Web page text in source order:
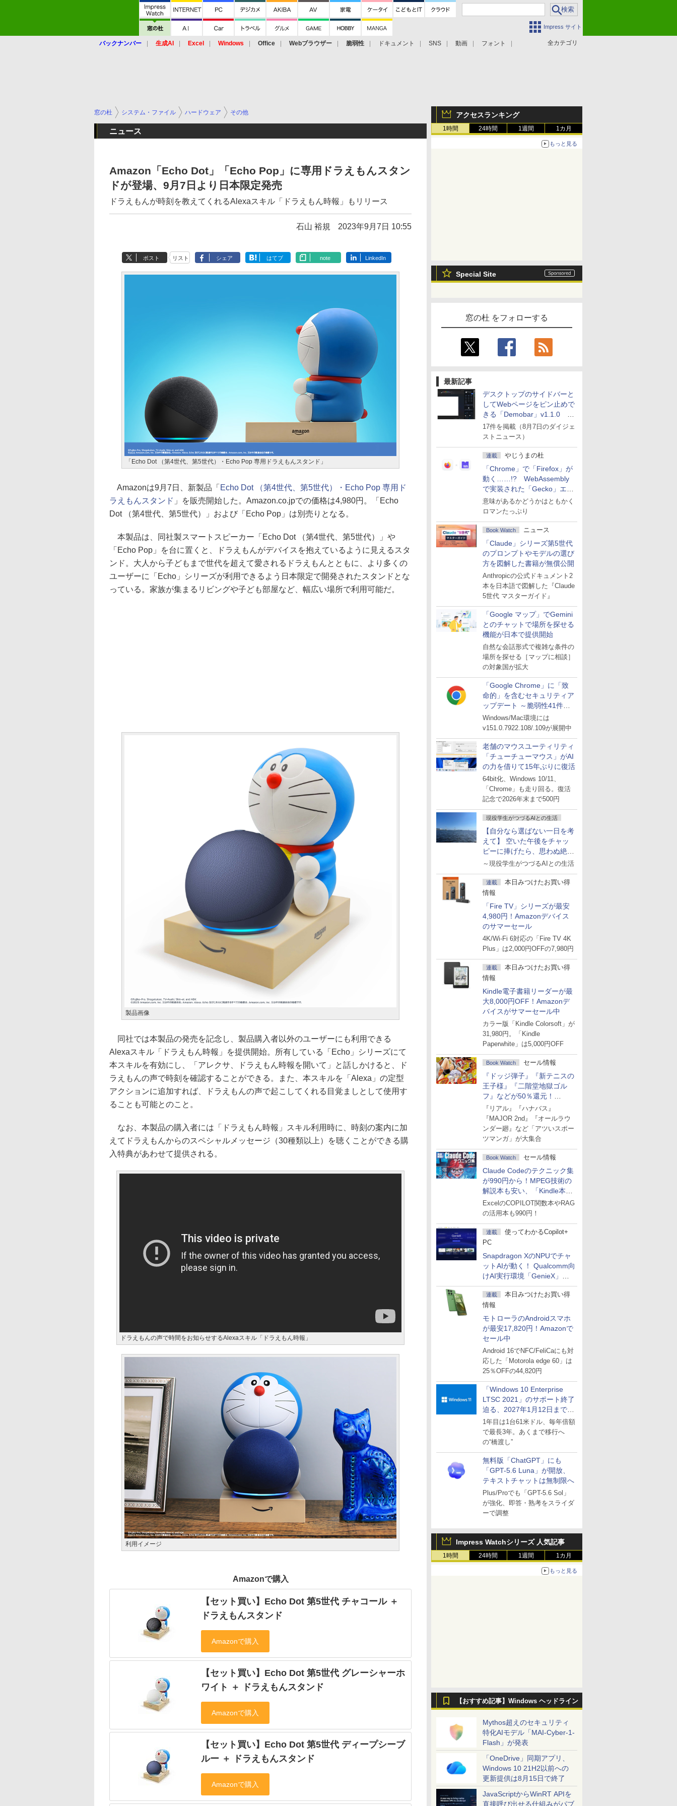
Impress サイト
全カテゴリ
バックナンバー 生成AI Excel Windows Office Webブラウザー 脆弱性 ドキュメント SNS 動画 フォント
アクセスランキング
1時間 24時間 1週間 1カ月
もっと見る
Special Site
窓の杜 をフォローする
最新記事
デスクトップのサイドバーと
してWebページをピン止めで
きる「Demobar」v1.1.0 ほ
か
17件を掲載（8月7日のダイジェ
ストニュース）
連載 やじうまの杜
「Chrome」で「Firefox」が
動く……!? WebAssembly
で実装された「Gecko」エン
ジン
意味があるかどうかはともかく
ロマンたっぷり
Book Watch ニュース
「Claude」シリーズ第5世代
のプロンプトやモデルの選び
方を図解した書籍が無償公開
Anthropicの公式ドキュメント2
本を日本語で図解した『Claude
5世代 マスターガイド』
「Google マップ」でGemini
とのチャットで場所を探せる
機能が日本で提供開始
自然な会話形式で複雑な条件の
場所を探せる［マップに相談］
の対象国が拡大
「Google Chrome」に「致
命的」を含むセキュリティア
ップデート ～脆弱性41件に
対処
Windows/Mac環境には
v151.0.7922.108/.109が展開中
老舗のマウスユーティリティ
「チューチューマウス」がAI
の力を借りて15年ぶりに復活
64bit化、Windows 10/11、
「Chrome」も走り回る。復活
記念で2026年末まで500円
現役学生がつづるAIとの生活
【自分なら選ばない一日を考
えて】 空いた午後をチャッ
ピーに捧げたら、思わぬ絶景
に出会った話
～現役学生がつづるAIとの生活
連載
本日みつけたお買い得
情報
「Fire TV」シリーズが最安
4,980円！Amazonデバイス
のサマーセール
4K/Wi-Fi 6対応の「Fire TV 4K
Plus」は2,000円OFFの7,980円
連載
本日みつけたお買い得
情報
Kindle電子書籍リーダーが最
大8,000円OFF！Amazonデ
バイスがサマーセール中
カラー版「Kindle Colorsoft」が
31,980円。「Kindle
Paperwhite」は5,000円OFF
Book Watch セール情報
『ドッジ弾子』『新テニスの
王子様』『二階堂地獄ゴル
フ』などが50％還元！
Amazonマンガ週末セール
『リアル』『ハナバス』
『MAJOR 2nd』『オールラウ
ンダー廻』など「アツいスポー
ツマンガ」が大集合
Book Watch セール情報
Claude Codeのテクニック集
が990円から！MPEG技術の
解説本も安い、「Kindle本サ
マーセール」第2弾開始！
ExcelのCOPILOT関数本やRAG
の活用本も990円！
連載
使ってわかるCopilot+
PC
Snapdragon XのNPUでチャ
ットAIが動く！ Qualcomm向
けAI実行環境「GenieX」を
試してみた
連載
本日みつけたお買い得
情報
モトローラのAndroidスマホ
が最安17,820円！Amazonで
セール中
Android 16でNFC/FeliCaにも対
応した「Motorola edge 60」は
25％OFFの44,820円
「Windows 10 Enterprise
LTSC 2021」のサポート終了
迫る、2027年1月12日まで
～ESUは9月1日から販売
1年目は1台61米ドル、毎年倍額
で最長3年。あくまで移行へ
の“橋渡し”
無料版「ChatGPT」にも
「GPT-5.6 Luna」が開放、
テキストチャットは無制限へ
Plus/Proでも「GPT-5.6 Sol」
が強化、即答・熟考をスライダ
ーで調整
Impress Watchシリーズ 人気記事
1時間 24時間 1週間 1カ月
もっと見る
【おすすめ記事】Windows ヘッドライン
Mythos超えのセキュリティ
特化AIモデル「MAI-Cyber-1-
Flash」が発表
「OneDrive」同期アプリ、
Windows 10 21H2以前への
更新提供は8月15日で終了
JavaScriptからWinRT APIを
直接呼び出せる仕組みがパブ
窓の杜 システム・ファイル ハードウェア その他
ニュース
Amazon「Echo Dot」「Echo Pop」に専用ドラえもんスタン
ドが登場、9月7日より日本限定発売
ドラえもんが時刻を教えてくれるAlexaスキル「ドラえもん時報」もリリース
石山 裕規 2023年9月7日 10:55
ポスト リスト シェア はてブ note LinkedIn
「Echo Dot （第4世代、第5世代）・Echo Pop 専用ドラえもんスタンド」
Amazonは9月7日、新製品「 Echo Dot （第4世代、第5世代）・Echo Pop 専用ド
ラえもんスタンド 」を販売開始した。Amazon.co.jpでの価格は4,980円。「Echo
Dot （第4世代、第5世代）」および「Echo Pop」は別売りとなる。
本製品は、同社製スマートスピーカー「Echo Dot （第4世代、第5世代）」や
「Echo Pop」を台に置くと、ドラえもんがデバイスを抱えているように見えるスタ
ンド。大人から子どもまで世代を超えて愛されるドラえもんとともに、より多くの
ユーザーに「Echo」シリーズが利用できるよう日本限定で開発されたスタンドとな
っている。家族が集まるリビングや子ども部屋など、幅広い場所で利用可能だ。
製品画像
同社では本製品の発売を記念し、製品購入者以外のユーザーにも利用できる
Alexaスキル「ドラえもん時報」を提供開始。所有している「Echo」シリーズにて
本スキルを有効にし、「アレクサ、ドラえもん時報を開いて」と話しかけると、ド
ラえもんの声で時刻を確認することができる。また、本スキルを「Alexa」の定型
アクションに追加すれば、ドラえもんの声で起こしてくれる目覚ましとして使用す
ることも可能とのこと。
なお、本製品の購入者には「ドラえもん時報」スキル利用時に、時刻の案内に加
えてドラえもんからのスペシャルメッセージ（30種類以上）を聴くことができる購
入特典があわせて提供される。
ドラえもんの声で時間をお知らせするAlexaスキル「ドラえもん時報」
利用イメージ
Amazonで購入
【セット買い】Echo Dot 第5世代 チャコール ＋
ドラえもんスタンド
【セット買い】Echo Dot 第5世代 グレーシャーホ
ワイト ＋ ドラえもんスタンド
【セット買い】Echo Dot 第5世代 ディープシーブ
ルー ＋ ドラえもんスタンド